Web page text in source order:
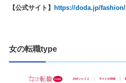
【公式サイト】 https://doda.jp/fashion/
女の転職type